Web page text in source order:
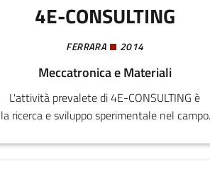
4E-CONSULTING
FERRARA 2014
Meccatronica e Materiali
L'attività prevalete di 4E-CONSULTING è
la ricerca e sviluppo sperimentale nel campo
particolare nel campo dei sistemi di